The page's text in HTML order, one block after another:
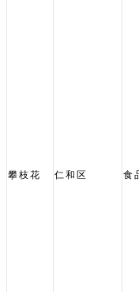
攀枝花 仁和区 食